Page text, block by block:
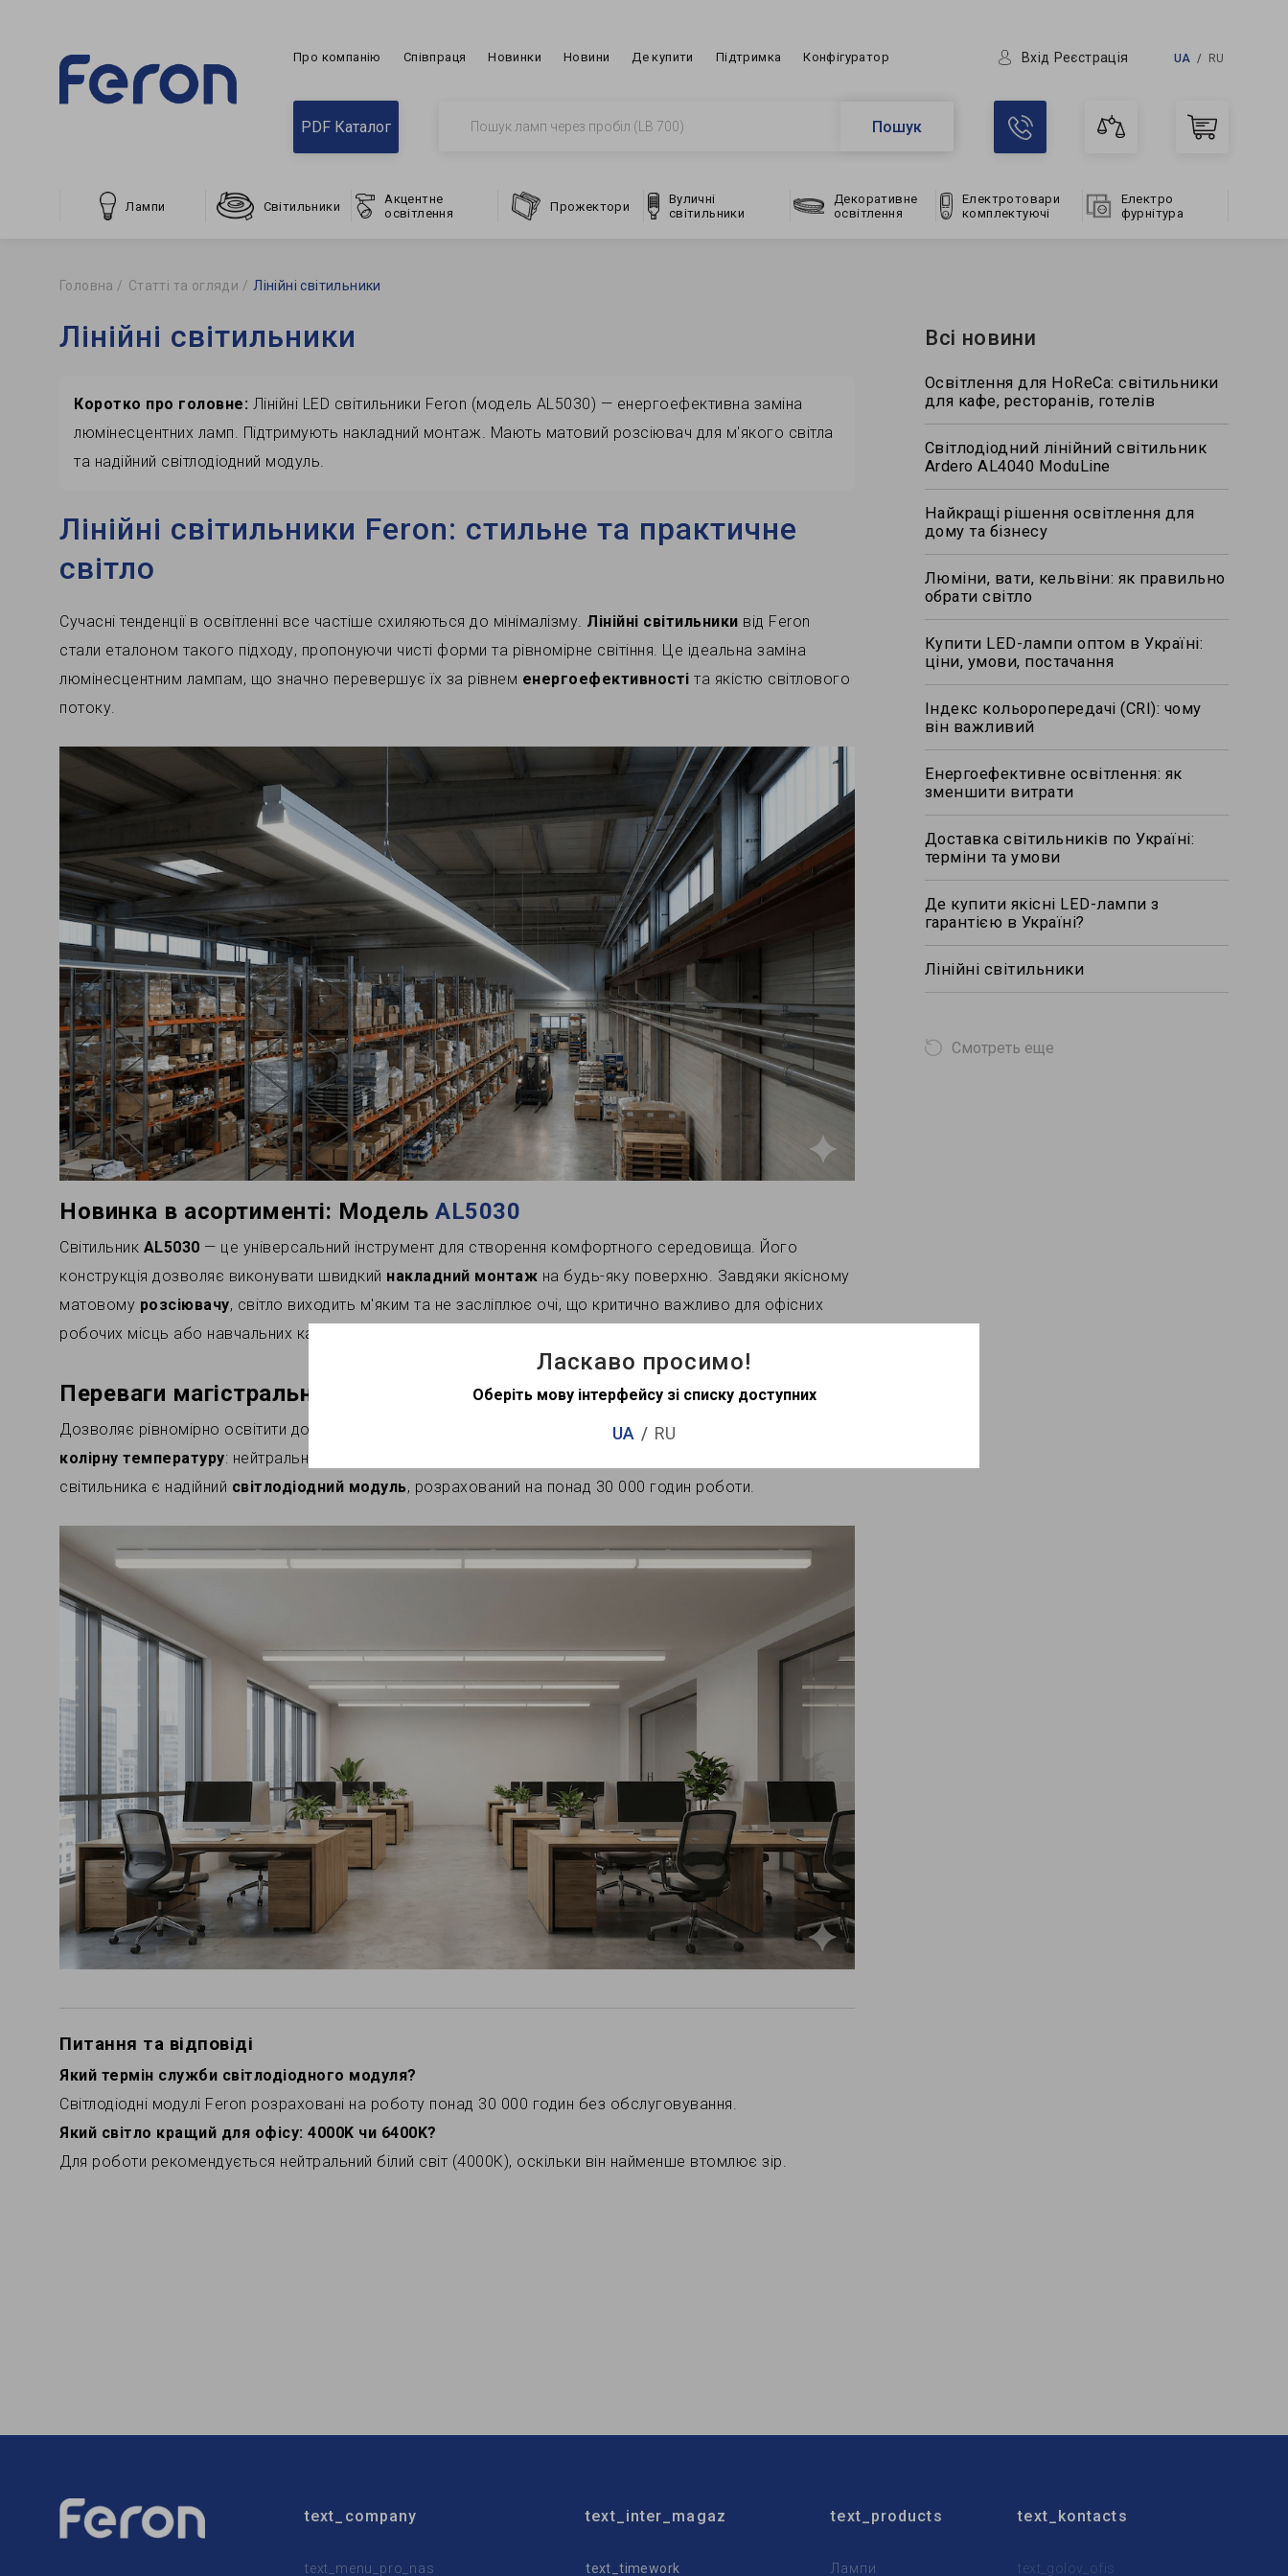
Про компанію Співпраця Новинки Новини Де купити Підтримка Конфігуратор Вхід Реєстрація UA RU
PDF Каталог Пошук
Лампи Світильники
Акцентне
освітлення
Прожектори
Вуличні
світильники
Декоративне
освітлення
Електротовари
комплектуючі
Електро
фурнітура
Головна Статті та огляди Лінійні світильники
Лінійні світильники
Коротко про головне: Лінійні LED світильники Feron (модель AL5030) — енергоефективна заміна
люмінесцентних ламп. Підтримують накладний монтаж. Мають матовий розсіювач для м'якого світла
та надійний світлодіодний модуль.
Лінійні світильники Feron: стильне та практичне
світло
Сучасні тенденції в освітленні все частіше схиляються до мінімалізму. Лінійні світильники від Feron
стали еталоном такого підходу, пропонуючи чисті форми та рівномірне світіння. Це ідеальна заміна
люмінесцентним лампам, що значно перевершує їх за рівнем енергоефективності та якістю світлового
потоку.
Новинка в асортименті: Модель AL5030
Світильник AL5030 — це універсальний інструмент для створення комфортного середовища. Його
конструкція дозволяє виконувати швидкий накладний монтаж на будь-яку поверхню. Завдяки якісному
матовому розсіювачу, світло виходить м'яким та не засліплює очі, що критично важливо для офісних
робочих місць або навчальних кабінетів.
Переваги магістрального освітлення
Дозволяє рівномірно освітити довгі коридори або великі торгові зали. Ви можете обрати потрібну
колірну температуру: нейтральний білий для роботи або більш теплий варіант для дому. Серцем
світильника є надійний світлодіодний модуль, розрахований на понад 30 000 годин роботи.
Питання та відповіді
Який термін служби світлодіодного модуля?
Світлодіодні модулі Feron розраховані на роботу понад 30 000 годин без обслуговування.
Який світло кращий для офісу: 4000K чи 6400K?
Для роботи рекомендується нейтральний білий світ (4000K), оскільки він найменше втомлює зір.
Всі новини
Освітлення для HoReCa: світильники
для кафе, ресторанів, готелів
Світлодіодний лінійний світильник
Ardero AL4040 ModuLine
Найкращі рішення освітлення для
дому та бізнесу
Люміни, вати, кельвіни: як правильно
обрати світло
Купити LED-лампи оптом в Україні:
ціни, умови, постачання
Індекс кольоропередачі (CRI): чому
він важливий
Енергоефективне освітлення: як
зменшити витрати
Доставка світильників по Україні:
терміни та умови
Де купити якісні LED-лампи з
гарантією в Україні?
Лінійні світильники
Смотреть еще
text_company
text_menu_pro_nas
text_inter_magaz
text_timework
text_products
Лампи
text_kontacts
text_golov_ofis
Ласкаво просимо!
Оберіть мову інтерфейсу зі списку доступних
UA RU